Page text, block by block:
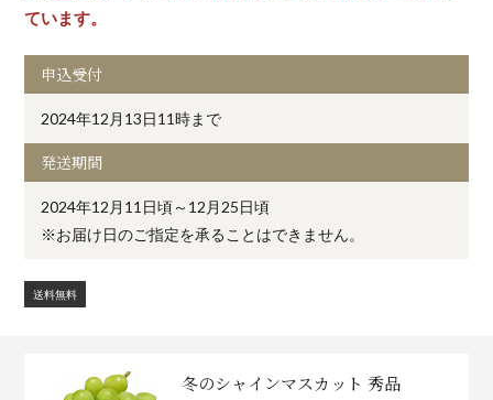
ています。
申込受付
2024年12月13日11時まで
発送期間
2024年12月11日頃～12月25日頃
※お届け日のご指定を承ることはできません。
送料無料
冬のシャインマスカット 秀品